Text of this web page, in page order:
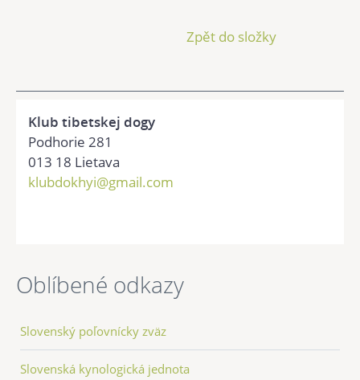
Zpět do složky
Klub tibetskej dogy
Podhorie 281
013 18 Lietava
klubdokhyi@gmail.com
Oblíbené odkazy
Slovenský poľovnícky zväz
Slovenská kynologická jednota